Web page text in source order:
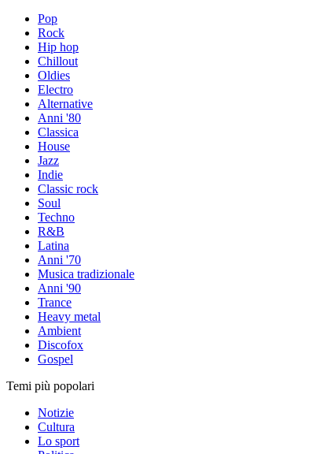
Pop
Rock
Hip hop
Chillout
Oldies
Electro
Alternative
Anni '80
Classica
House
Jazz
Indie
Classic rock
Soul
Techno
R&B
Latina
Anni '70
Musica tradizionale
Anni '90
Trance
Heavy metal
Ambient
Discofox
Gospel
Temi più popolari
Notizie
Cultura
Lo sport